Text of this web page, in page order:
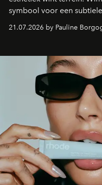
symbool voor een
waarin zelfvertrouwen
aan make-up.
21.07.2026 by Pauline